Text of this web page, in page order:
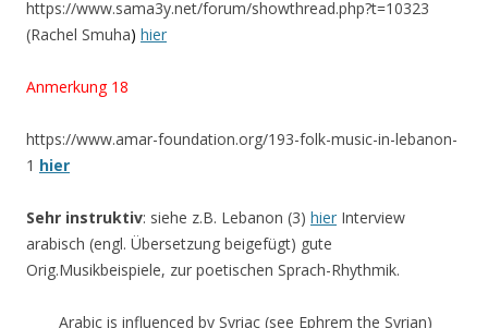
https://www.sama3y.net/forum/showthread.php?t=10323
(Rachel Smuha) hier
Anmerkung 18
https://www.amar-foundation.org/193-folk-music-in-lebanon-
1 hier
Sehr instruktiv: siehe z.B. Lebanon (3) hier Interview
arabisch (engl. Übersetzung beigefügt) gute
Orig.Musikbeispiele, zur poetischen Sprach-Rhythmik.
Arabic is influenced by Syriac (see Ephrem the Syrian)